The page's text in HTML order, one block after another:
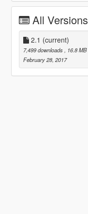
All Versions
2.1 (current)
7,499 downloads
, 16.8 MB
February 28, 2017